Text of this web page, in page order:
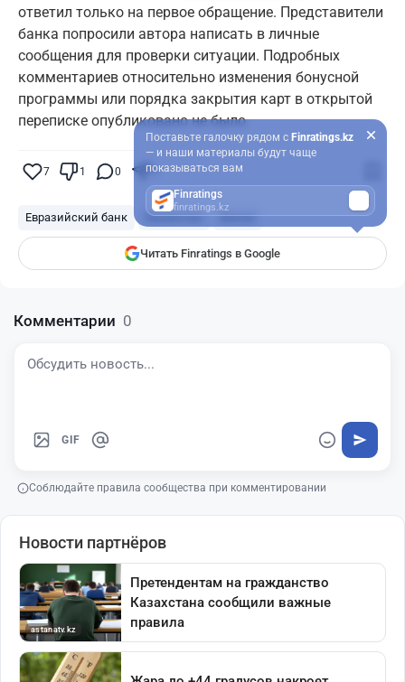
ответил только на первое обращение. Представители
банка попросили автора написать в личные
сообщения для проверки ситуации. Подробных
комментариев относительно изменения бонусной
программы или порядка закрытия карт в открытой
переписке опубликовано не было.
7 1 0 4
Евразийский банк Казахстан Банки
Читать Finratings в Google
Поставьте галочку рядом с Finratings.kz
— и наши материалы будут чаще
показываться вам
Finratings
finratings.kz
Комментарии 0
GIF
Соблюдайте правила сообщества при комментировании